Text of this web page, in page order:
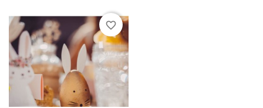
favorite_border